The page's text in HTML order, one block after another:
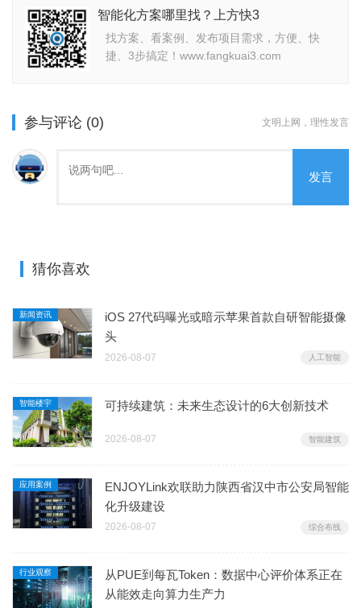
智能化方案哪里找？上方快3
找方案、看案例、发布项目需求，方便、快
捷、3步搞定！www.fangkuai3.com
参与评论 (0) 文明上网，理性发言
发言
猜你喜欢
新闻资讯
iOS 27代码曝光或暗示苹果首款自研智能摄像
头
2026-08-07 人工智能
智能楼宇 可持续建筑：未来生态设计的6大创新技术
2026-08-07 智能建筑
应用案例
ENJOYLink欢联助力陕西省汉中市公安局智能
化升级建设
2026-08-07 综合布线
行业观察
从PUE到每瓦Token：数据中心评价体系正在
从能效走向算力生产力